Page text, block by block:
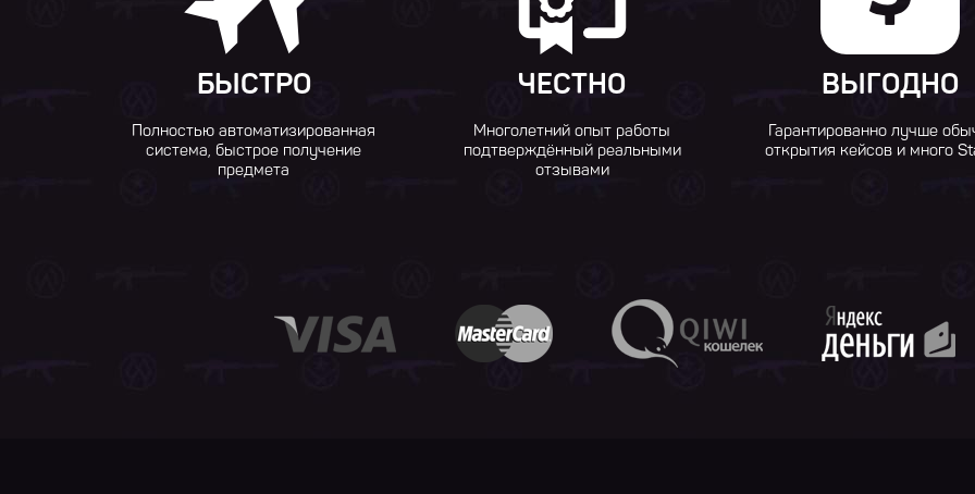
БЫСТРО
Полностью автоматизированная
система, быстрое получение
предмета
ЧЕСТНО
Многолетний опыт работы
подтверждённый реальными
отзывами
ВЫГОДНО
Гарантированно лучше
открытия кейсов и много